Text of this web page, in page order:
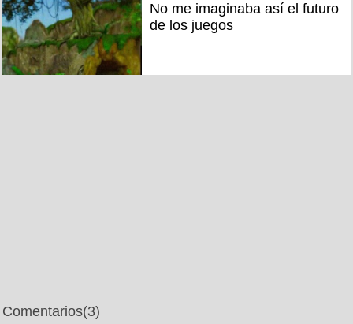
No me imaginaba así el futuro
de los juegos
Comentarios(3)